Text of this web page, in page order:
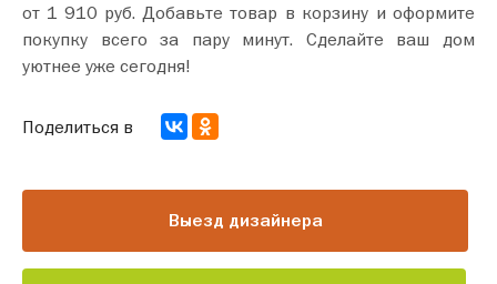
от 1 910 руб. Добавьте товар в корзину и оформите
покупку всего за пару минут. Сделайте ваш дом
уютнее уже сегодня!
Выезд дизайнера
Поделиться в